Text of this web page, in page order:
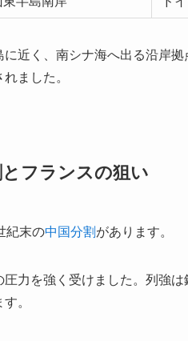
近く、南シナ海へ出る沿岸
ました。
フランスの狙い
紀末の中国分割 があります。
力を強く受けました。列強
。